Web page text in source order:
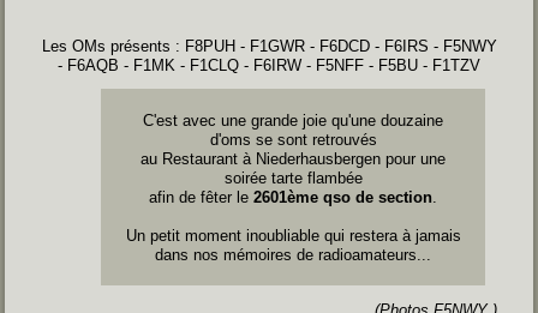
Les OMs présents : F8PUH - F1GWR - F6DCD - F6IRS - F5NWY
- F6AQB - F1MK - F1CLQ - F6IRW - F5NFF - F5BU - F1TZV
C'est avec une grande joie qu'une douzaine
d'oms se sont retrouvés
au Restaurant à Niederhausbergen pour une
soirée tarte flambée
afin de fêter le 2601ème qso de section
Un petit moment inoubliable qui restera à jamais
dans nos mémoires de radioamateurs...